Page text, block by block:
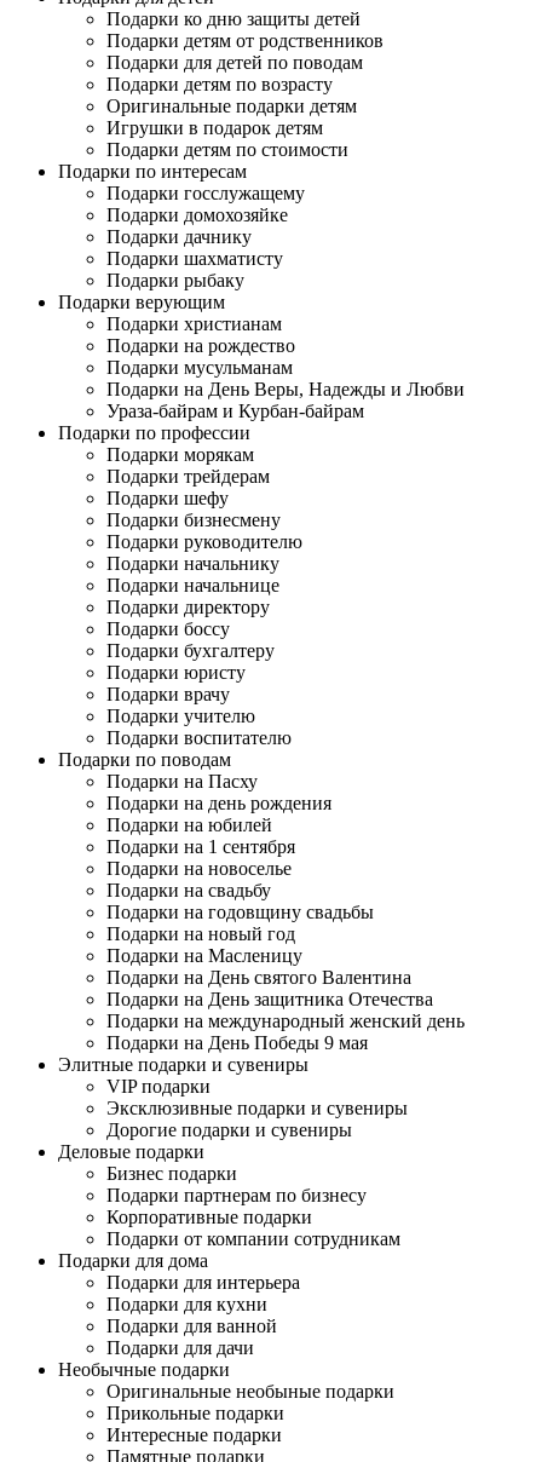
Подарки ко дню защиты детей
Подарки детям от родственников
Подарки для детей по поводам
Подарки детям по возрасту
Оригинальные подарки детям
Игрушки в подарок детям
Подарки детям по стоимости
Подарки по интересам
Подарки госслужащему
Подарки домохозяйке
Подарки дачнику
Подарки шахматисту
Подарки рыбаку
Подарки верующим
Подарки христианам
Подарки на рождество
Подарки мусульманам
Подарки на День Веры, Надежды и Любви
Ураза-байрам и Курбан-байрам
Подарки по профессии
Подарки морякам
Подарки трейдерам
Подарки шефу
Подарки бизнесмену
Подарки руководителю
Подарки начальнику
Подарки начальнице
Подарки директору
Подарки боссу
Подарки бухгалтеру
Подарки юристу
Подарки врачу
Подарки учителю
Подарки воспитателю
Подарки по поводам
Подарки на Пасху
Подарки на день рождения
Подарки на юбилей
Подарки на 1 сентября
Подарки на новоселье
Подарки на свадьбу
Подарки на годовщину свадьбы
Подарки на новый год
Подарки на Масленицу
Подарки на День святого Валентина
Подарки на День защитника Отечества
Подарки на международный женский день
Подарки на День Победы 9 мая
Элитные подарки и сувениры
VIP подарки
Эксклюзивные подарки и сувениры
Дорогие подарки и сувениры
Деловые подарки
Бизнес подарки
Подарки партнерам по бизнесу
Корпоративные подарки
Подарки от компании сотрудникам
Подарки для дома
Подарки для интерьера
Подарки для кухни
Подарки для ванной
Подарки для дачи
Необычные подарки
Оригинальные необыные подарки
Прикольные подарки
Интересные подарки
Памятные подарки